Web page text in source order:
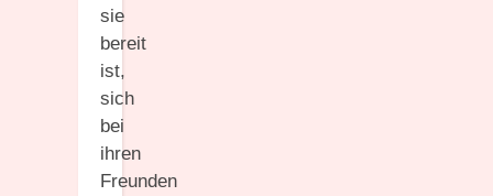
sie
bereit
ist,
sich
bei
ihren
Freunden